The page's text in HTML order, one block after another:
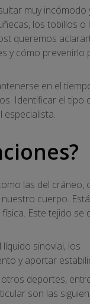
muy incómodo
los tobillos o
queremos
y cómo prevenirlo
en el
Identificar el tipo
las del cráneo,
cuerpo.
Este tejido se
sinovial, los
y aportar
deportes,
son las